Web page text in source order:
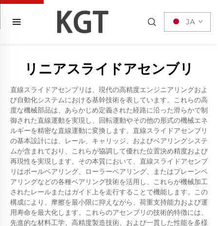
JA
リニアスライドアセンブリ
直線スライドアセンブリは、現代の高精度エンジニアリングおよ
び自動化システムにおける基幹技術を表しています。これらの高
度な機械部品は、あらかじめ定義された経路に沿った滑らかで制
御された直線運動を実現し、回転運動やその他の形式の機械エネ
ルギーを精密な直線運動に変換します。直線スライドアセンブリ
の基本設計には、レール、キャリッジ、およびベアリングシステ
ムが含まれており、これらが協調して優れた位置決め精度および
再現性を実現します。その本質において、直線スライドアセンブ
リはボールベアリング、ローラーベアリング、またはプレーンベ
アリングなどの各種ベアリング技術を活用し、これらが機械加工
されたレールまたはガイド上を走行することで機能します。この
構成により、摩擦を最小限に抑えながら、荷重支持能力および運
用寿命を最大化します。これらのアセンブリの技術的特徴には、
先進的な材料工学、高精度製造技術、および一貫した性能を多様